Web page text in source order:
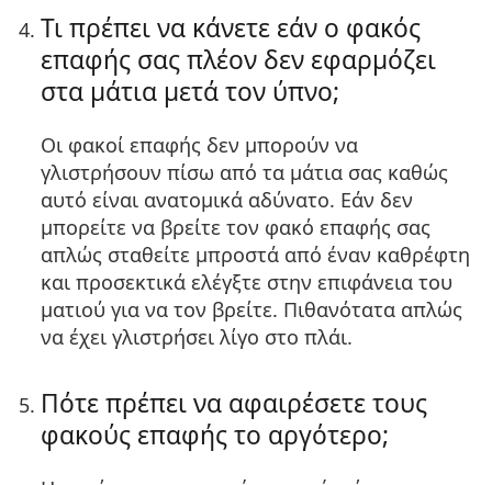
Τι πρέπει να κάνετε εάν ο φακός
επαφής σας πλέον δεν εφαρμόζει
στα μάτια μετά τον ύπνο;
Οι φακοί επαφής δεν μπορούν να
γλιστρήσουν πίσω από τα μάτια σας καθώς
αυτό είναι ανατομικά αδύνατο. Εάν δεν
μπορείτε να βρείτε τον φακό επαφής σας
απλώς σταθείτε μπροστά από έναν καθρέφτη
και προσεκτικά ελέγξτε στην επιφάνεια του
ματιού για να τον βρείτε. Πιθανότατα απλώς
να έχει γλιστρήσει λίγο στο πλάι.
Πότε πρέπει να αφαιρέσετε τους
φακούς επαφής το αργότερο;